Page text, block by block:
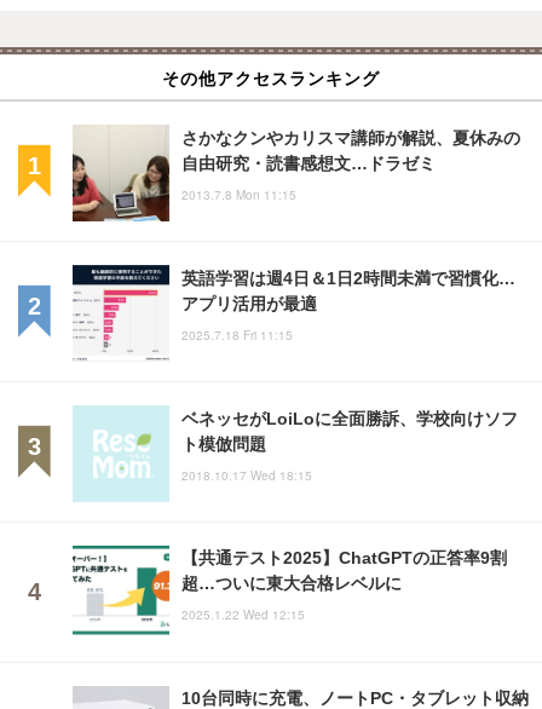
その他アクセスランキング
さかなクンやカリスマ講師が解説、夏休みの
自由研究・読書感想文…ドラゼミ
2013.7.8 Mon 11:15
英語学習は週4日＆1日2時間未満で習慣化…
アプリ活用が最適
2025.7.18 Fri 11:15
ベネッセがLoiLoに全面勝訴、学校向けソフ
ト模倣問題
2018.10.17 Wed 18:15
【共通テスト2025】ChatGPTの正答率9割
超…ついに東大合格レベルに
2025.1.22 Wed 12:15
10台同時に充電、ノートPC・タブレット収納